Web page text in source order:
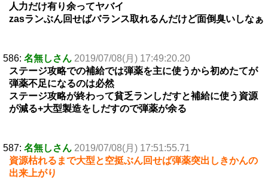
人力だけ有り余ってヤバイ
zasランぶん回せばバランス取れるんだけど面倒臭いしなぁ
586: 名無しさん 2019/07/08(月) 17:49:20.20
ステージ攻略での補給では弾薬を主に使うから初めたてが
弾薬不足になるのは必然
ステージ攻略が終わって貧乏ランしだすと補給に使う資源
が減る+大型製造をしだすので弾薬が余る
587: 名無しさん 2019/07/08(月) 17:51:55.71
資源枯れるまで大型と空挺ぶん回せば弾薬突出しきかんの
出来上がり